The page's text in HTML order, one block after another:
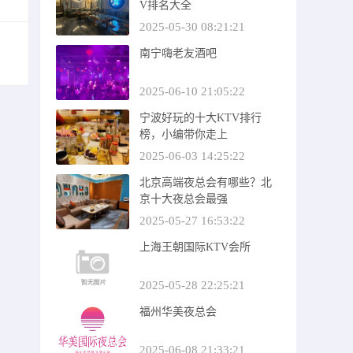
V排名大全
2025-05-30 08:21:21
南宁嗨老友酒吧
2025-06-10 21:05:22
宁波好玩的十大KTV排行
榜，小编带你走上
2025-06-03 14:25:22
北京高端夜总会有哪些？北
京十大夜总会最强
2025-05-27 16:53:22
上海王朝国际KTV会所
2025-05-28 22:25:21
福州华美夜总会
2025-06-08 21:33:21